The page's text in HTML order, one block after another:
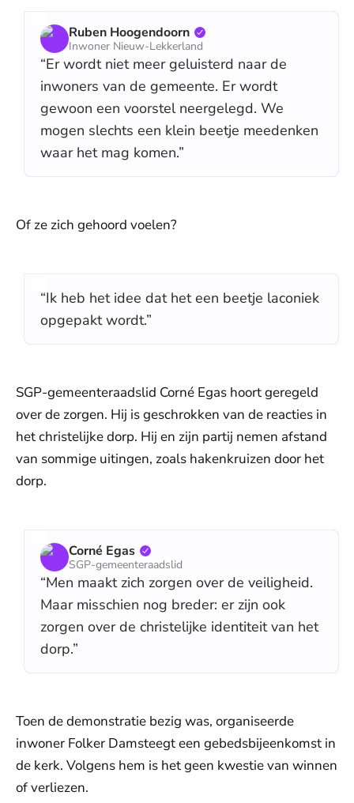
Ruben Hoogendoorn
Inwoner Nieuw-Lekkerland
“Er wordt niet meer geluisterd naar de
inwoners van de gemeente. Er wordt
gewoon een voorstel neergelegd. We
mogen slechts een klein beetje meedenken
waar het mag komen.”
Of ze zich gehoord voelen?
“Ik heb het idee dat het een beetje laconiek
opgepakt wordt.”
SGP-gemeenteraadslid Corné Egas hoort geregeld
over de zorgen. Hij is geschrokken van de reacties in
het christelijke dorp. Hij en zijn partij nemen afstand
van sommige uitingen, zoals hakenkruizen door het
dorp.
Corné Egas
SGP-gemeenteraadslid
“Men maakt zich zorgen over de veiligheid.
Maar misschien nog breder: er zijn ook
zorgen over de christelijke identiteit van het
dorp.”
Toen de demonstratie bezig was, organiseerde
inwoner Folker Damsteegt een gebedsbijeenkomst in
de kerk. Volgens hem is het geen kwestie van winnen
of verliezen.